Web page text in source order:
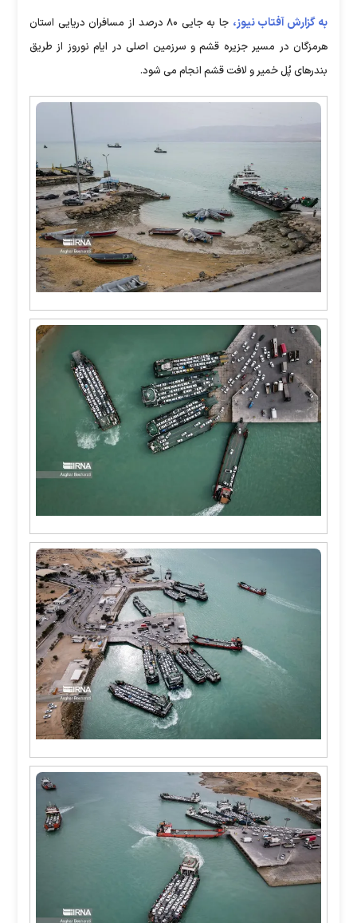
به گزارش آفتاب نیوز،
جا به جایی ۸۰ درصد از مسافران دریایی استان
هرمزگان در مسیر جزیره قشم و سرزمین اصلی در ایام نوروز از طریق
بندرهای پُل خمیر و لافت قشم انجام می شود.